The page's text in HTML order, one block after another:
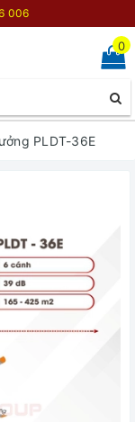
006
0
PLDT-36E